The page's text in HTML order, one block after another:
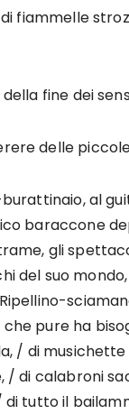
fiammelle
fine dei
delle
al
baraccone
gli
del suo
pure ha
/ di musichette
di calabroni
tutto il